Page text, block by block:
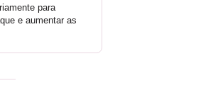
para
e aumentar as